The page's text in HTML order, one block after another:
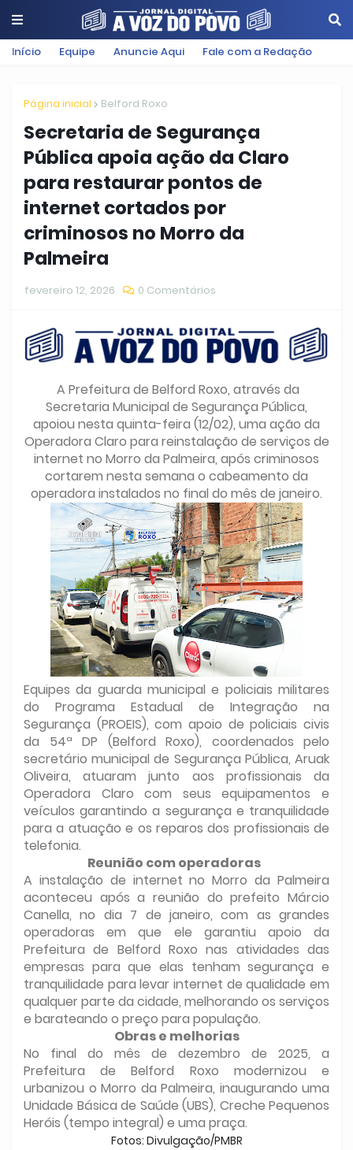
Início Equipe Anuncie Aqui Fale com a Redação
Página inicial Belford Roxo
Secretaria de Segurança
Pública apoia ação da Claro
para restaurar pontos de
internet cortados por
criminosos no Morro da
Palmeira
fevereiro 12, 2026 0 Comentários
A Prefeitura de Belford Roxo, através da
Secretaria Municipal de Segurança Pública,
apoiou nesta quinta-feira (12/02), uma ação da
Operadora Claro para reinstalação de serviços de
internet no Morro da Palmeira, após criminosos
cortarem nesta semana o cabeamento da
operadora instalados no final do mês de janeiro.
Equipes da guarda municipal e policiais militares
do Programa Estadual de Integração na
Segurança (PROEIS), com apoio de policiais civis
da 54ª DP (Belford Roxo), coordenados pelo
secretário municipal de Segurança Pública, Aruak
Oliveira, atuaram junto aos profissionais da
Operadora Claro com seus equipamentos e
veículos garantindo a segurança e tranquilidade
para a atuação e os reparos dos profissionais de
telefonia.
Reunião com operadoras
A instalação de internet no Morro da Palmeira
aconteceu após a reunião do prefeito Márcio
Canella, no dia 7 de janeiro, com as grandes
operadoras em que ele garantiu apoio da
Prefeitura de Belford Roxo nas atividades das
empresas para que elas tenham segurança e
tranquilidade para levar internet de qualidade em
qualquer parte da cidade, melhorando os serviços
e barateando o preço para população.
Obras e melhorias
No final do mês de dezembro de 2025, a
Prefeitura de Belford Roxo modernizou e
urbanizou o Morro da Palmeira, inaugurando uma
Unidade Básica de Saúde (UBS), Creche Pequenos
Heróis (tempo integral) e uma praça.
Fotos: Divulgação/PMBR